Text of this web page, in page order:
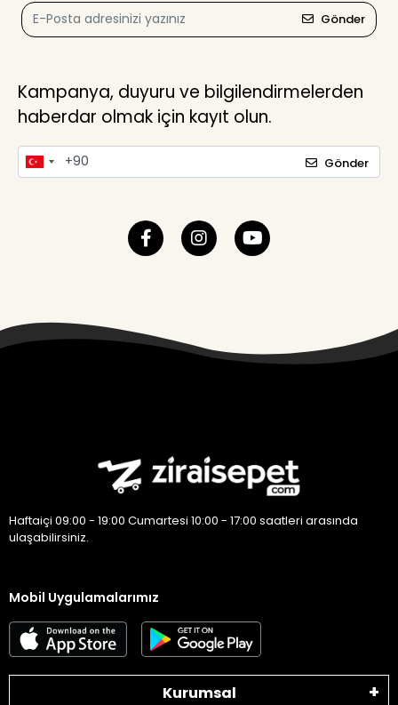
Gönder
Kampanya, duyuru ve bilgilendirmelerden
haberdar olmak için kayıt olun.
Gönder
Haftaiçi 09:00 - 19:00 Cumartesi 10:00 - 17:00 saatleri arasında
ulaşabilirsiniz.
Mobil Uygulamalarımız
Kurumsal